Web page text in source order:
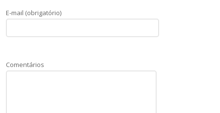
E-mail (obrigatório)
Comentários